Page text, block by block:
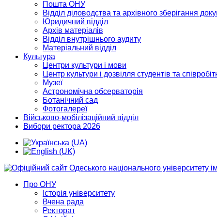
Пошта ОНУ
Відділ діловодства та архівного зберігання
Юридичний відділ
Архів матеріалів
Відділ внутрішнього аудиту
Матеріальний відділ
Культура
Центри культури і мови
Центр культури і дозвілля студентів та
Музеї
Астрономічна обсерваторія
Ботанічний сад
Фотогалереї
Військово-мобілізаційний відділ
Вибори ректора 2026
Про ОНУ
Історія університету
Вчена рада
Ректорат